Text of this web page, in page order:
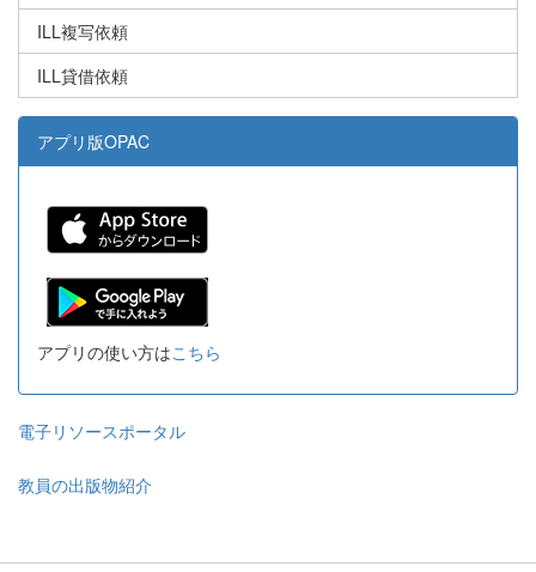
ILL複写依頼
ILL貸借依頼
アプリ版OPAC
アプリの使い方はこちら
電子リソースポータル
教員の出版物紹介